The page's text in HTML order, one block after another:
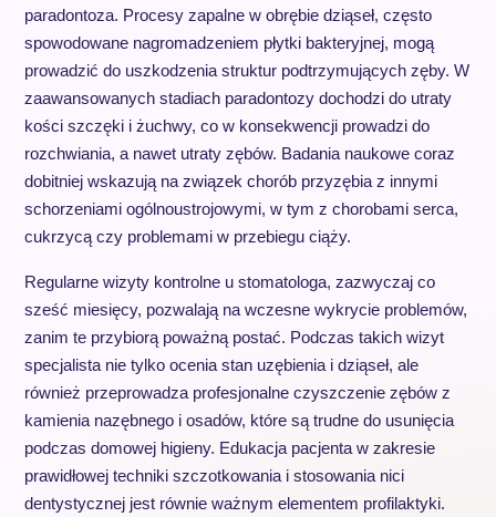
paradontoza. Procesy zapalne w obrębie dziąseł, często
spowodowane nagromadzeniem płytki bakteryjnej, mogą
prowadzić do uszkodzenia struktur podtrzymujących zęby. W
zaawansowanych stadiach paradontozy dochodzi do utraty
kości szczęki i żuchwy, co w konsekwencji prowadzi do
rozchwiania, a nawet utraty zębów. Badania naukowe coraz
dobitniej wskazują na związek chorób przyzębia z innymi
schorzeniami ogólnoustrojowymi, w tym z chorobami serca,
cukrzycą czy problemami w przebiegu ciąży.
Regularne wizyty kontrolne u stomatologa, zazwyczaj co
sześć miesięcy, pozwalają na wczesne wykrycie problemów,
zanim te przybiorą poważną postać. Podczas takich wizyt
specjalista nie tylko ocenia stan uzębienia i dziąseł, ale
również przeprowadza profesjonalne czyszczenie zębów z
kamienia nazębnego i osadów, które są trudne do usunięcia
podczas domowej higieny. Edukacja pacjenta w zakresie
prawidłowej techniki szczotkowania i stosowania nici
dentystycznej jest równie ważnym elementem profilaktyki.